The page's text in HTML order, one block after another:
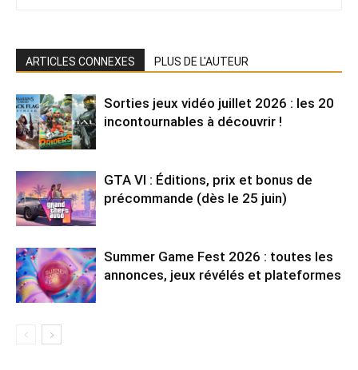
ARTICLES CONNEXES PLUS DE L'AUTEUR
Sorties jeux vidéo juillet 2026 : les 20
incontournables à découvrir !
GTA VI : Éditions, prix et bonus de
précommande (dès le 25 juin)
Summer Game Fest 2026 : toutes les
annonces, jeux révélés et plateformes